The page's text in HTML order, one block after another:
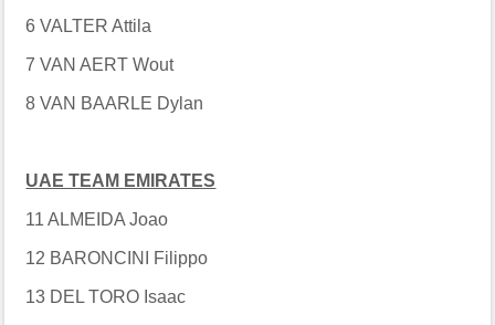
6 VALTER Attila
7 VAN AERT Wout
8 VAN BAARLE Dylan
UAE TEAM EMIRATES
11 ALMEIDA Joao
12 BARONCINI Filippo
13 DEL TORO Isaac